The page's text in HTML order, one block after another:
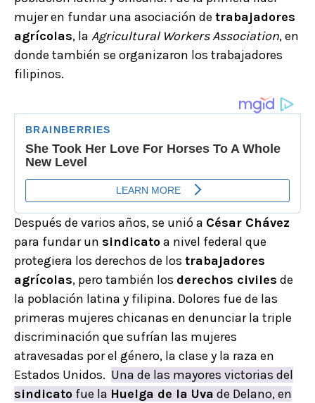
mujer en fundar una asociación de trabajadores
agrícolas, la Agricultural Workers Association, en
donde también se organizaron los trabajadores
filipinos.
Después de varios años, se unió a César Chávez
para fundar un sindicatoa nivel federal que
protegiera los derechos de los trabajadores
agrícolas, pero también los derechos civiles de
la población latina y filipina. Dolores fue de las
primeras mujeres chicanas en denunciar la triple
discriminación que sufrían las mujeres
atravesadas por el género, la clase y la raza en
Estados Unidos. Una de las mayores victorias del
sindicato fue la Huelga de la Uva de Delano, en